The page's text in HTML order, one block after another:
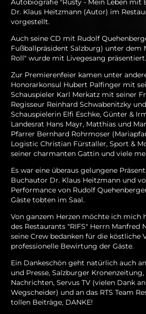
Autobiografie "Rusty - Mein Leben mit
Dr. Klaus Heitzmann (Autor) im
vorgestellt.
Auch seine CD mit Rudolf
Fußballpräsident Salzburg) unter dem
Roll" wurde mit Livegesang präsentiert.
Zur Premierenfeier kamen unter
Honorarkonsul Hubert Palfinger mit
Schauspieler Karl Merkatz mit seiner
Regisseur Reinhard Schwabenitzky
Schauspielerin Elfi Eschke, Günter &
Landesrat Hans Mayr, Matthias und
Pfarrer Bernhard Rohrmoser
Logistic Christian Fürstaller, Sport &
seiner charmanten Gattin und viele
Es war eine überaus gelungene
Buchautor Dr. Klaus Heitzmann und
Performance von Rudolf
Gäste tobten im Saal.
Von ganzem Herzen möchte ich mich
des Restaurants "RIFS" Herrn Manfred
seine Crew bedanken für die köstliche
professionelle Bewirtung der Gäste.
Ein Dankeschön geht natürlich auch
und Presse, Salzburger
Nachrichten, Servus TV (vielen Dank
Wegscheider) und an das RTS Team
tollen Beiträge, DANKE!